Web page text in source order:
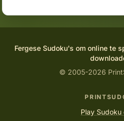
Fergese Sudoku's om online te
© 2005-2026
Play Sudoku